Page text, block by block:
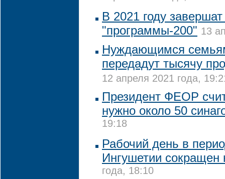
В 2021 году
"программы-200" 13
Нуждающимся
передадут тысячу
12 апреля 2021 года,
Президент ФЕОР
нужно около 50
19:18
Рабочий день в
Ингушетии сокращен
года, 18:10